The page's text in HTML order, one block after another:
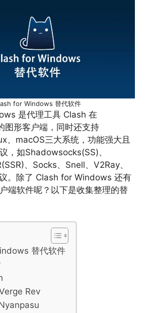
for Windows 替代软件
是代理工具 Clash 在
图形客户端，同时还支持
、macOS三大系统，功能强大且
，如Shadowsocks(SS)、
、Socks、Snell、V2Ray、
。除了 Clash for Windows 还有
端软件呢？以下是收集整理的替
替代软件
Rev